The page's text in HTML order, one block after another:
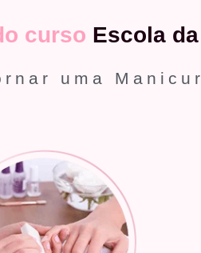
curso Escola
uma